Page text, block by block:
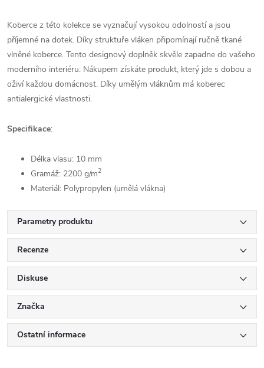
Koberce z této kolekce se vyznačují vysokou odolností a jsou
příjemné na dotek. Díky struktuře vláken připomínají ručně tkané
vlněné koberce. Tento designový doplněk skvěle zapadne do vašeho
moderního interiéru. Nákupem získáte produkt, který jde s dobou a
oživí každou domácnost. Díky umělým vláknům má koberec
antialergické vlastnosti.
Specifikace:
Délka vlasu: 10 mm
Gramáž: 2200 g/m2
Materiál: Polypropylen (umělá vlákna)
Parametry produktu
Recenze
Diskuse
Značka
Ostatní informace